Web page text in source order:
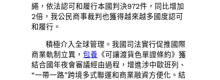
繩，依法認可和履行本國判決972件，同比增加
2倍，我公民商事裁判也獲得越來越多國度認可
和履行。
積極介入全球管理。我國司法實行促推國際
商業軌制立異，包養 《可讓渡貨色單證條約》獲
結合國年夜會審議經由過程，增進涉中歐班列、
“一帶一路”跨境多式聯運和商業融資方便化。結